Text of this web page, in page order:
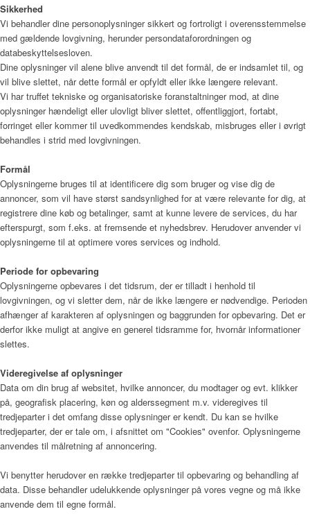
Sikkerhed
Vi behandler dine personoplysninger sikkert og fortroligt i overensstemmelse
med gældende lovgivning, herunder persondataforordningen og
databeskyttelsesloven.
Dine oplysninger vil alene blive anvendt til det formål, de er indsamlet til, og
vil blive slettet, når dette formål er opfyldt eller ikke længere relevant.
Vi har truffet tekniske og organisatoriske foranstaltninger mod, at dine
oplysninger hændeligt eller ulovligt bliver slettet, offentliggjort, fortabt,
forringet eller kommer til uvedkommendes kendskab, misbruges eller i øvrigt
behandles i strid med lovgivningen.
Formål
Oplysningerne bruges til at identificere dig som bruger og vise dig de
annoncer, som vil have størst sandsynlighed for at være relevante for dig, at
registrere dine køb og betalinger, samt at kunne levere de services, du har
efterspurgt, som f.eks. at fremsende et nyhedsbrev. Herudover anvender vi
oplysningerne til at optimere vores services og indhold.
Periode for opbevaring
Oplysningerne opbevares i det tidsrum, der er tilladt i henhold til
lovgivningen, og vi sletter dem, når de ikke længere er nødvendige. Perioden
afhænger af karakteren af oplysningen og baggrunden for opbevaring. Det er
derfor ikke muligt at angive en generel tidsramme for, hvornår informationer
slettes.
Videregivelse af oplysninger
Data om din brug af websitet, hvilke annoncer, du modtager og evt. klikker
på, geografisk placering, køn og alderssegment m.v. videregives til
tredjeparter i det omfang disse oplysninger er kendt. Du kan se hvilke
tredjeparter, der er tale om, i afsnittet om "Cookies" ovenfor. Oplysningerne
anvendes til målretning af annoncering.
Vi benytter herudover en række tredjeparter til opbevaring og behandling af
data. Disse behandler udelukkende oplysninger på vores vegne og må ikke
anvende dem til egne formål.